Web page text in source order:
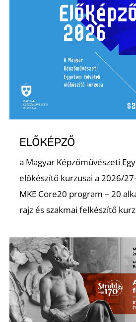
ELŐKÉPZŐ
a Magyar Képzőművészeti
előkészítő kurzusai a 2026/
MKE Core20 program – 20
rajz és szakmai felkészítő